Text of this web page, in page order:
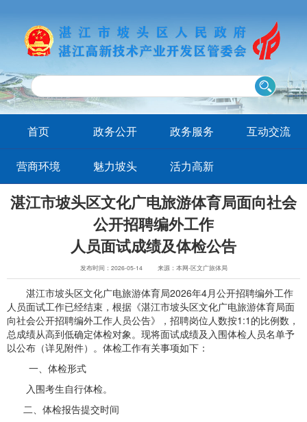
首页 政务公开 政务服务 互动交流
营商环境 魅力坡头 活力高新
湛江市坡头区文化广电旅游体育局面向社会
公开招聘编外工作
人员面试成绩及体检公告
发布时间：2026-05-14 来源：本网-区文广旅体局
湛江市坡头区文化广电旅游体育局2026年4月公开招聘编外工作
人员面试工作已经结束，根据《湛江市坡头区文化广电旅游体育局面
向社会公开招聘编外工作人员公告》，招聘岗位人数按1:1的比例数，
总成绩从高到低确定体检对象。现将面试成绩及入围体检人员名单予
以公布（详见附件）。体检工作有关事项如下：
一、体检形式
入围考生自行体检。
二、体检报告提交时间